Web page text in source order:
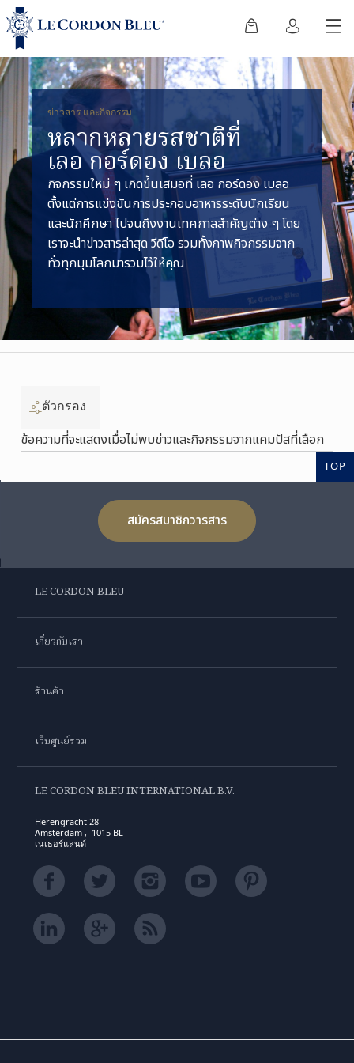
ข่าวสาร และกิจกรรม
หลากหลายรสชาติที่
เลอ กอร์ดอง เบลอ
กิจกรรมใหม่ ๆ เกิดขึ้นเสมอที่ เลอ กอร์ดอง เบลอ
ตั้งแต่การแข่งขันการประกอบอาหารระดับนักเรียน
และนักศึกษา ไปจนถึงงานเทศกาลสำคัญต่าง ๆ โดย
เราจะนำข่าวสารล่าสุด วีดีโอ รวมทั้งภาพกิจกรรมจาก
ทั่วทุกมุมโลกมารวมไว้ให้คุณ
ตัวกรอง
ข้อความที่จะแสดงเมื่อไม่พบข่าวและกิจกรรมจากแคมปัสที่เลือก
TOP
สมัครสมาชิกวารสาร
LE CORDON BLEU
เกี่ยวกับเรา
ร้านค้า
เว็บศูนย์รวม
LE CORDON BLEU INTERNATIONAL B.V.
Herengracht 28
Amsterdam , 1015 BL
เนเธอร์แลนด์